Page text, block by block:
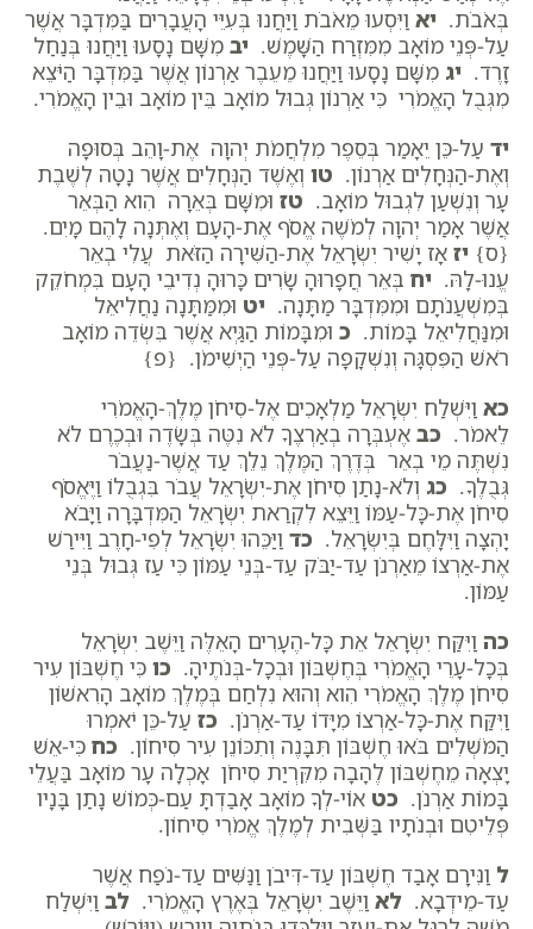
בְּאֹבֹת. יא וַיִּסְעוּ מֵאֹבֹת וַיַּחֲנוּ בְּעִיֵּי הָעֲבָרִים בַּמִּדְבָּר אֲשֶׁר
עַל-פְּנֵי מוֹאָב מִמִּזְרַח הַשָּׁמֶשׁ. יב מִשָּׁם נָסָעוּ וַיַּחֲנוּ בְּנַחַל
זָרֶד. יג מִשָּׁם נָסָעוּ וַיַּחֲנוּ מֵעֵבֶר אַרְנוֹן אֲשֶׁר בַּמִּדְבָּר הַיֹּצֵא
מִגְּבֻל הָאֱמֹרִי כִּי אַרְנוֹן גְּבוּל מוֹאָב בֵּין מוֹאָב וּבֵין הָאֱמֹרִי.
יד עַל-כֵּן יֵאָמַר בְּסֵפֶר מִלְחֲמֹת יְהוָה אֶת-וָהֵב בְּסוּפָה
וְאֶת-הַנְּחָלִים אַרְנוֹן. טו וְאֶשֶׁד הַנְּחָלִים אֲשֶׁר נָטָה לְשֶׁבֶת
עָר וְנִשְׁעַן לִגְבוּל מוֹאָב. טז וּמִשָּׁם בְּאֵרָה הִוא הַבְּאֵר
אֲשֶׁר אָמַר יְהוָה לְמֹשֶׁה אֱסֹף אֶת-הָעָם וְאֶתְּנָה לָהֶם מָיִם.
{ס} יז אָז יָשִׁיר יִשְׂרָאֵל אֶת-הַשִּׁירָה הַזֹּאת עֲלִי בְאֵר
עֱנוּ-לָהּ. יח בְּאֵר חֲפָרוּהָ שָׂרִים כָּרוּהָ נְדִיבֵי הָעָם בִּמְחֹקֵק
בְּמִשְׁעֲנֹתָם וּמִמִּדְבָּר מַתָּנָה. יט וּמִמַּתָּנָה נַחֲלִיאֵל
וּמִנַּחֲלִיאֵל בָּמוֹת. כ וּמִבָּמוֹת הַגַּיְא אֲשֶׁר בִּשְׂדֵה מוֹאָב
רֹאשׁ הַפִּסְגָּה וְנִשְׁקָפָה עַל-פְּנֵי הַיְשִׁימֹן. {פ}
כא וַיִּשְׁלַח יִשְׂרָאֵל מַלְאָכִים אֶל-סִיחֹן מֶלֶךְ-הָאֱמֹרִי
לֵאמֹר. כב אֶעְבְּרָה בְאַרְצֶךָ לֹא נִטֶּה בְּשָׂדֶה וּבְכֶרֶם לֹא
נִשְׁתֶּה מֵי בְאֵר בְּדֶרֶךְ הַמֶּלֶךְ נֵלֵךְ עַד אֲשֶׁר-נַעֲבֹר
גְּבֻלֶךָ. כג וְלֹא-נָתַן סִיחֹן אֶת-יִשְׂרָאֵל עֲבֹר בִּגְבֻלוֹ וַיֶּאֱסֹף
סִיחֹן אֶת-כָּל-עַמּוֹ וַיֵּצֵא לִקְרַאת יִשְׂרָאֵל הַמִּדְבָּרָה וַיָּבֹא
יָהְצָה וַיִּלָּחֶם בְּיִשְׂרָאֵל. כד וַיַּכֵּהוּ יִשְׂרָאֵל לְפִי-חָרֶב וַיִּירַשׁ
אֶת-אַרְצוֹ מֵאַרְנֹן עַד-יַבֹּק עַד-בְּנֵי עַמּוֹן כִּי עַז גְּבוּל בְּנֵי
עַמּוֹן.
כה וַיִּקַּח יִשְׂרָאֵל אֵת כָּל-הֶעָרִים הָאֵלֶּה וַיֵּשֶׁב יִשְׂרָאֵל
בְּכָל-עָרֵי הָאֱמֹרִי בְּחֶשְׁבּוֹן וּבְכָל-בְּנֹתֶיהָ. כו כִּי חֶשְׁבּוֹן עִיר
סִיחֹן מֶלֶךְ הָאֱמֹרִי הִוא וְהוּא נִלְחַם בְּמֶלֶךְ מוֹאָב הָרִאשׁוֹן
וַיִּקַּח אֶת-כָּל-אַרְצוֹ מִיָּדוֹ עַד-אַרְנֹן. כז עַל-כֵּן יֹאמְרוּ
הַמֹּשְׁלִים בֹּאוּ חֶשְׁבּוֹן תִּבָּנֶה וְתִכּוֹנֵן עִיר סִיחוֹן. כח כִּי-אֵשׁ
יָצְאָה מֵחֶשְׁבּוֹן לֶהָבָה מִקִּרְיַת סִיחֹן אָכְלָה עָר מוֹאָב בַּעֲלֵי
בָּמוֹת אַרְנֹן. כט אוֹי-לְךָ מוֹאָב אָבַדְתָּ עַם-כְּמוֹשׁ נָתַן בָּנָיו
פְּלֵיטִם וּבְנֹתָיו בַּשְּׁבִית לְמֶלֶךְ אֱמֹרִי סִיחוֹן.
ל וַנִּירָם אָבַד חֶשְׁבּוֹן עַד-דִּיבֹן וַנַּשִּׁים עַד-נֹפַח אֲשֶׁר
עַד-מֵידְבָא. לא וַיֵּשֶׁב יִשְׂרָאֵל בְּאֶרֶץ הָאֱמֹרִי. לב וַיִּשְׁלַח